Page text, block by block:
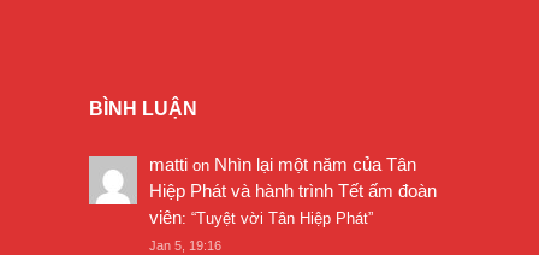
BÌNH LUẬN
matti on Nhìn lại một năm của Tân
Hiệp Phát và hành trình Tết ấm đoàn
viên: “Tuyệt vời Tân Hiệp Phát”
Jan 5, 19:16